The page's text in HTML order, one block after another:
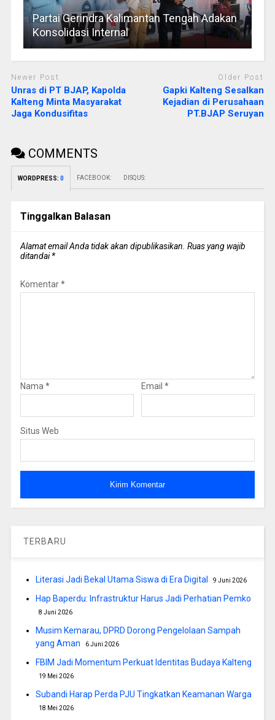
Partai Gerindra Kalimantan Tengah Adakan
Konsolidasi Internal
Newer Post
Unras di PT BJAP, Kapolda
Kalteng Minta Masyarakat
Jaga Kondusifitas
Older Post
Gapki Kalteng Sesalkan
Kejadian di Perusahaan
PT.BJAP Seruyan
COMMENTS
WORDPRESS: 0 FACEBOOK: DISQUS:
Tinggalkan Balasan
Alamat email Anda tidak akan dipublikasikan. Ruas yang wajib
ditandai*
Komentar*
Nama * Email *
Situs Web
TERBARU
Literasi Jadi Bekal Utama Siswa di Era Digital 9 Juni 2026
Hap Baperdu: Infrastruktur Harus Jadi Perhatian Pemko
8 Juni 2026
Musim Kemarau, DPRD Dorong Pengelolaan Sampah
yang Aman
6 Juni 2026
FBIM Jadi Momentum Perkuat Identitas Budaya Kalteng
19 Mei 2026
Subandi Harap Perda PJU Tingkatkan Keamanan Warga
18 Mei 2026